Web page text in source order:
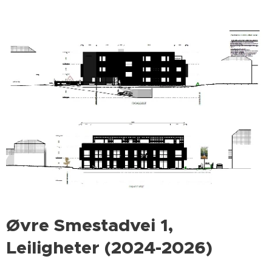
Øvre Smestadvei 1,
Leiligheter (2024-2026)